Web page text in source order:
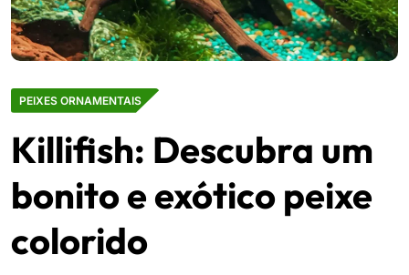
PEIXES ORNAMENTAIS
Killifish: Descubra um
bonito e exótico peixe
colorido